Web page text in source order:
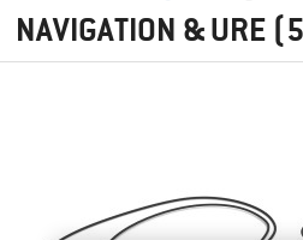
NAVIGATION & URE